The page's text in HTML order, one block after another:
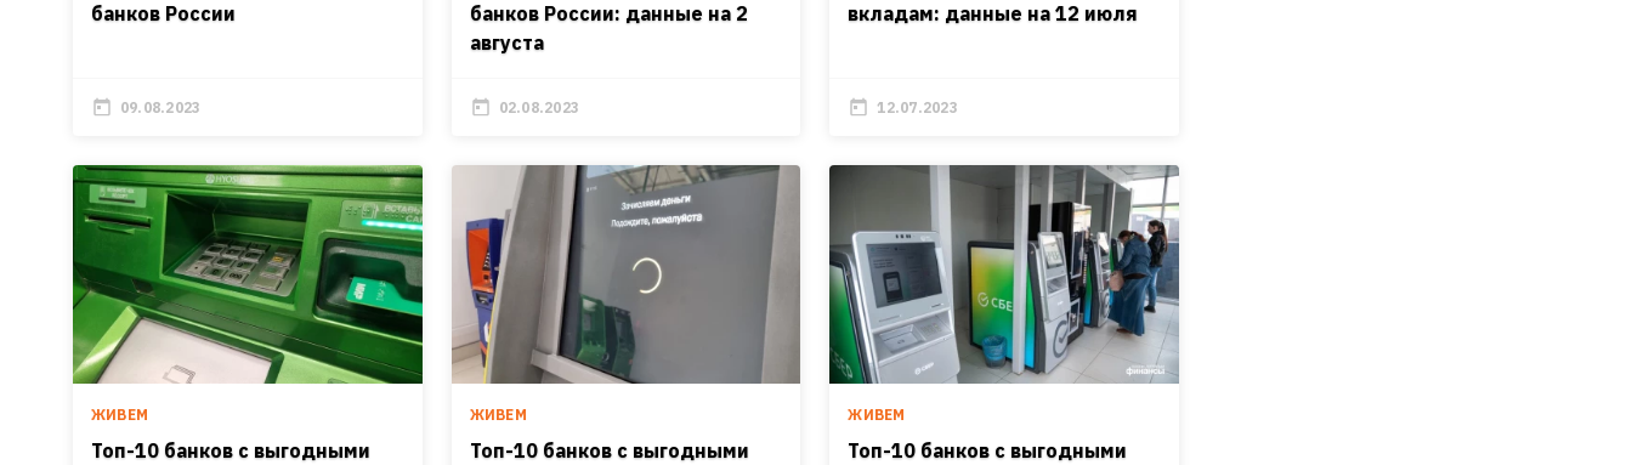
банков России
09.08.2023
банков России: данные на 2
августа
02.08.2023
вкладам: данные на 12 июля
12.07.2023
ЖИВЕМ
Топ-10 банков с выгодными
ЖИВЕМ
Топ-10 банков с выгодными
ЖИВЕМ
Топ-10 банков с выгодными